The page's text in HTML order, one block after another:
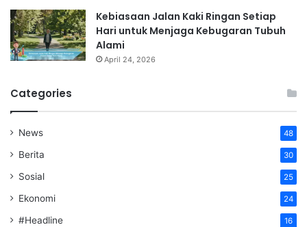
Kebiasaan Jalan Kaki Ringan Setiap
Hari untuk Menjaga Kebugaran Tubuh
Alami
April 24, 2026
Categories
News 48
Berita 30
Sosial 25
Ekonomi 24
#Headline 16